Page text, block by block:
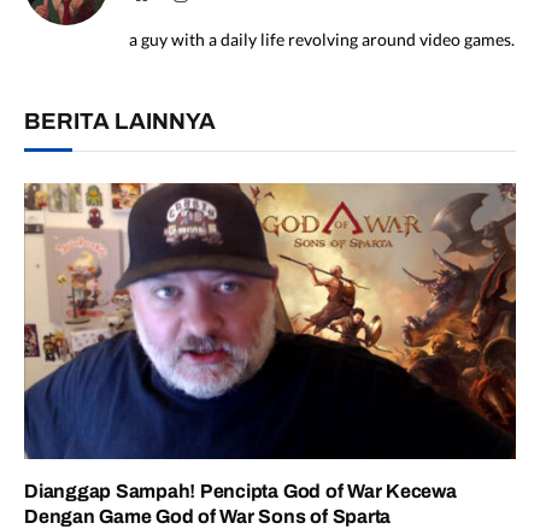
a guy with a daily life revolving around video games.
BERITA LAINNYA
Dianggap Sampah! Pencipta God of War Kecewa
Dengan Game God of War Sons of Sparta